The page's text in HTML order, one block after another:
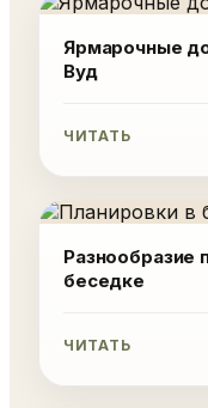
Ярмарочные
Вуд
ЧИТАТЬ
Разнообразие
беседке
ЧИТАТЬ